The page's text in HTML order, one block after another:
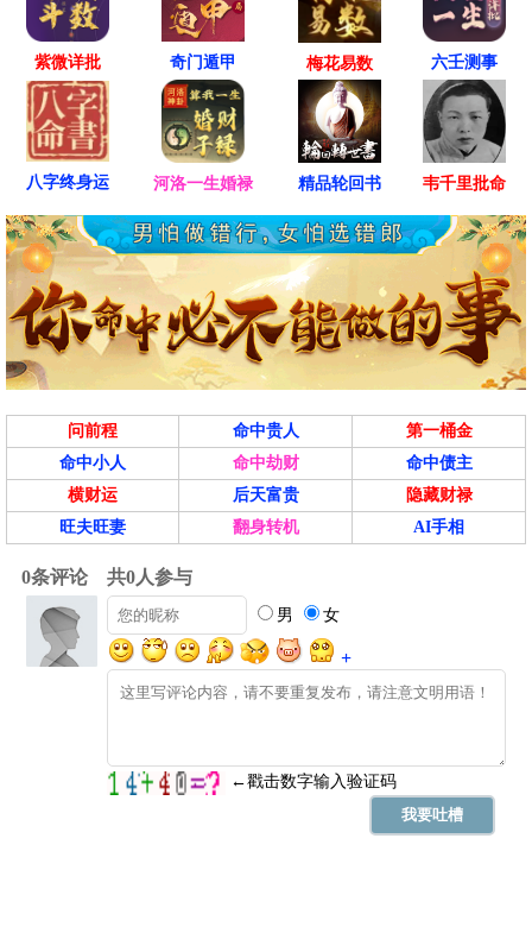
紫微详批 奇门遁甲 梅花易数 六壬测事
八字终身运 河洛一生婚禄 精品轮回书 韦千里批命
问前程 命中贵人
第一桶金
命中小人
命中劫财
命中债主
横财运
后天富贵
隐藏财禄
旺夫旺妻
翻身转机 AI手相